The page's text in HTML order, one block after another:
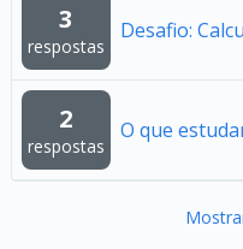
3
respostas
Desafio:
2
respostas
O que